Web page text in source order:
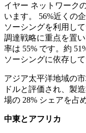
イヤー ネットワーク
います。 56%近くの
ソーシングを利用し
調達戦略に重点を置
率は 55% です。約
ソーシングに依存して
アジア太平洋地域の
ドルと評価され、製
場の 28% シェアを占
中東とアフリカ